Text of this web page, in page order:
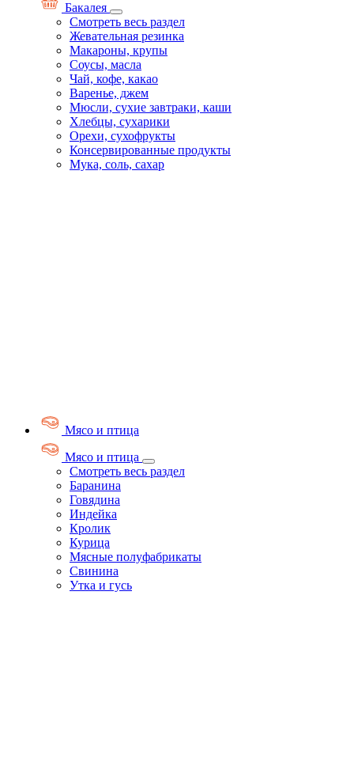
Бакалея
Смотреть весь раздел
Жевательная резинка
Макароны, крупы
Соусы, масла
Чай, кофе, какао
Варенье, джем
Мюсли, сухие завтраки, каши
Хлебцы, сухарики
Орехи, сухофрукты
Консервированные продукты
Мука, соль, сахар
Мясо и птица
Мясо и птица
Смотреть весь раздел
Баранина
Говядина
Индейка
Кролик
Курица
Мясные полуфабрикаты
Свинина
Утка и гусь